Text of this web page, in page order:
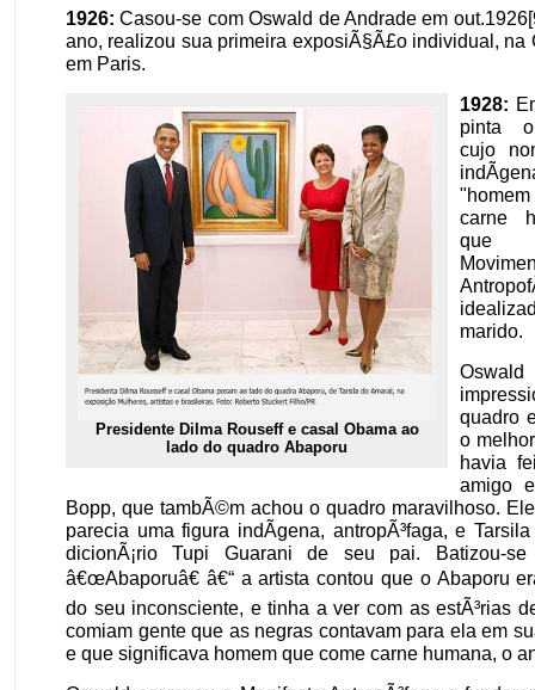
1926: Casou-se com Oswald de Andrade em
ano, realizou sua primeira exposiÃ§Ã£o individual, na
em Paris.
Presidente Dilma Rouseff e casal Obama ao
lado do quadro Abaporu
1928:
pinta o
cujo
carne
que
marido.
quadro
o
havia
amigo
Bopp, que tambÃ©m achou o quadro maravilhoso.
parecia uma figura indÃ­gena, antropÃ³faga, e
dicionÃ¡rio Tupi Guarani de seu pai. Batizou-
â€œAbaporuâ€ â€“ a artista contou que o Abaporu
do seu inconsciente, e tinha a ver com as estÃ³rias
comiam gente que as negras contavam para ela em
e que significava homem que come carne humana, o